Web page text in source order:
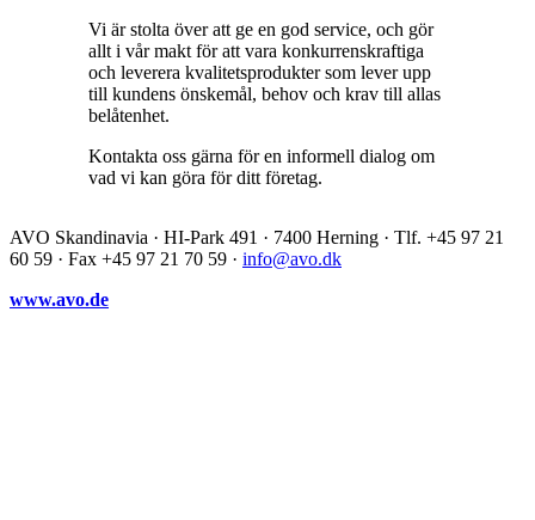
Vi är stolta över att ge en god service, och gör
allt i vår makt för att vara konkurrenskraftiga
och leverera kvalitetsprodukter som lever upp
till kundens önskemål, behov och krav till allas
belåtenhet.
Kontakta oss gärna för en informell dialog om
vad vi kan göra för ditt företag.
AVO Skandinavia · HI-Park 491 · 7400 Herning · Tlf. +45 97 21
60 59 · Fax +45 97 21 70 59 · info@avo.dk
www.avo.de